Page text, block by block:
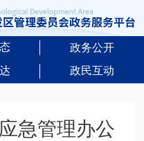
政务公开
政民互动
急管理办公